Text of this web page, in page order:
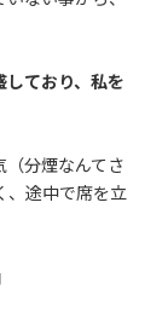
ており、私を
分煙なんてさ
、途中で席を立